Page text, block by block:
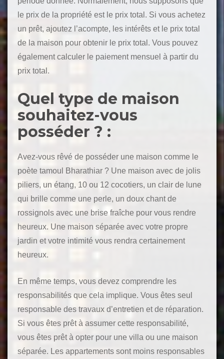
le prix de la propriété est le prix total. Si vous achetez
un prêt, ajoutez l’acompte, les intérêts et le prix total
de la maison pour obtenir le prix total. Vous pouvez
également calculer le paiement mensuel à partir du
prix total.
Quel type de maison
souhaitez-vous
posséder ? :
Avez-vous rêvé de posséder une maison comme le
poète tamoul Bharathiar ? Une maison avec de jolis
piliers, un étang, 10 ou 12 cocotiers, un clair de lune
qui brille comme une perle, un doux chant de
rossignols avec une brise fraîche pour vous rendre
heureux. Une maison séparée avec votre propre
jardin et votre intimité vous rendra certainement
heureux.
En même temps, vous devez comprendre les
responsabilités que cela implique. Vous êtes seul
responsable des travaux d’entretien et de réparation.
Si vous êtes prêt à assumer cette responsabilité,
vous êtes prêt à opter pour une villa ou une maison
séparée. Les appartements sont moins responsables